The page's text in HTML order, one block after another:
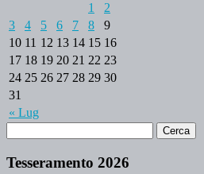
« Lug
1
2
3
4 5 6 7 8
9
10 11 12 13 14 15 16
17 18 19 20 21 22 23
24 25 26 27 28 29 30
31
Tesseramento 2026